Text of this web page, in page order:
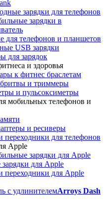
зарядки для телефонов
зарядки в
для телефонов и планшетов
USB зарядки
для зарядок
и здоровья
к фитнес браслетам
и триммеры
и пульсоксиметры
мобильных телефонов и
и ресиверы
переходники для телефонов
Apple
зарядки для Apple
для Apple
переходники для Apple
с удлинителемArroys Dash